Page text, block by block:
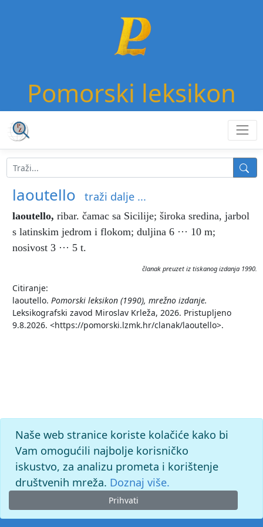
Pomorski leksikon
laoutello traži dalje ...
laoutello, ribar. čamac sa Sicilije; široka sredina, jarbol
s latinskim jedrom i flokom; duljina 6 ··· 10 m;
nosivost 3 ··· 5 t.
članak preuzet iz tiskanog izdanja 1990.
Citiranje:
laoutello. Pomorski leksikon (1990), mrežno izdanje.
Leksikografski zavod Miroslav Krleža, 2026. Pristupljeno
9.8.2026. <https://pomorski.lzmk.hr/clanak/laoutello>.
Naše web stranice koriste kolačiće kako bi
Vam omogućili najbolje korisničko
iskustvo, za analizu prometa i korištenje
društvenih mreža. Doznaj više.
Prihvati
© 2026. -Leksikografski zavodMiroslav Krleža